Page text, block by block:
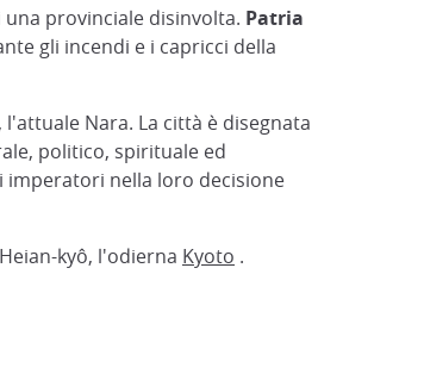
provinciale disinvolta. Patria
gli incendi e i capricci della
Nara. La città è disegnata
politico, spirituale ed
imperatori nella loro decisione
kyô, l'odierna Kyoto .